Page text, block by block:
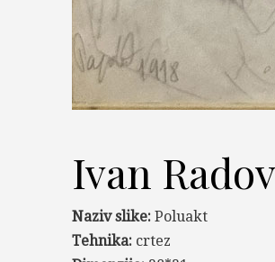
Ivan
Naziv slike: Poluakt
Tehnika: crtez